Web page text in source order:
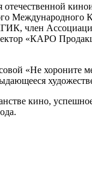
отечественной
Международного
член
«КАРО
«Не хороните
кино,